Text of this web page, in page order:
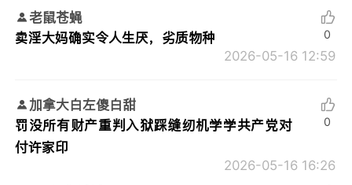
老鼠苍蝇
卖淫大妈确实令人生厌，劣质物种
2026-05-16 12:59
0
加拿大白左傻白甜
罚没所有财产重判入狱踩缝纫机学学共产党对
付许家印
2026-05-16 16:26
0